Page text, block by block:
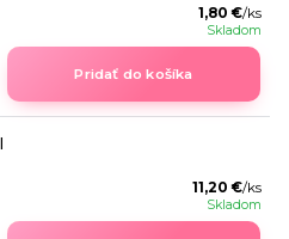
1,80 €/ks
Skladom
Pridať do košíka
11,20 €/ks
Skladom